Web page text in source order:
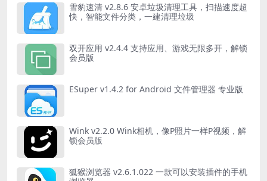
雪豹速清 v2.8.6 安卓垃圾清理工具，扫描速度超
快，智能文件分类，一建清理垃圾
双开应用 v2.4.4 支持应用、游戏无限多开，解锁
会员版
ESuper v1.4.2 for Android 文件管理器 专业版
Wink v2.2.0 Wink相机，像P照片一样P视频，解
锁会员版
狐猴浏览器 v2.6.1.022 一款可以安装插件的手机